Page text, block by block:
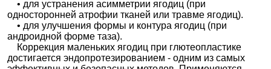
• для устранения асимметрии ягодиц (при
односторонней атрофии тканей или травме ягодиц).
• для улучшения формы и контура ягодиц (при
андроидной форме таза).
Коррекция маленьких ягодиц при глютеопластике
достигается эндопротезированием - одним из самых